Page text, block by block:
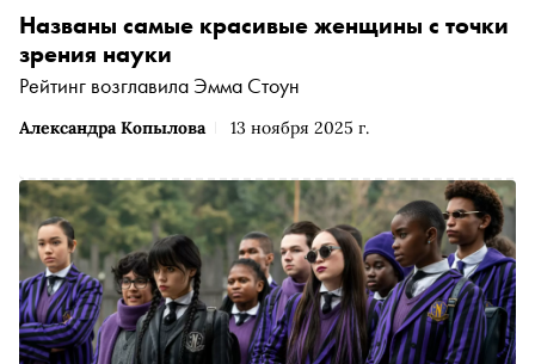
Александра Копылова 13 ноября 2025 г.
Названы самые красивые женщины с точки
зрения науки
Рейтинг возглавила Эмма Стоун